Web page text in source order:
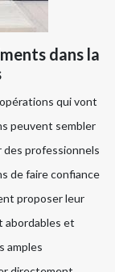
dans la
qui vont
peuvent sembler
des professionnels
de faire confiance
proposer leur
abordables et
amples